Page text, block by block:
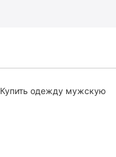
Купить одежду мужскую